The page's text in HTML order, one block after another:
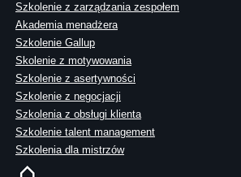
Szkolenie z zarządzania zespołem
Akademia menadżera
Szkolenie Gallup
Skolenie z motywowania
Szkolenie z asertywności
Szkolenie z negocjacji
Szkolenia z obsługi klienta
Szkolenie talent management
Szkolenia dla mistrzów